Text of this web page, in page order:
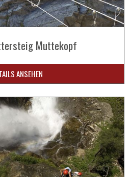
Muttekopf
ANSEHEN